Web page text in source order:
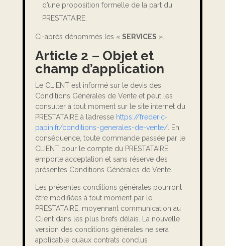
d’une proposition formelle de la part du
PRESTATAIRE.
Ci-après dénommés les « SERVICES ».
Article 2 – Objet et
champ d’application
Le CLIENT est informé sur le devis des
Conditions Générales de Vente et peut les
consulter à tout moment sur le site internet du
PRESTATAIRE à l’adresse https://frederic-
papin.fr/conditions-generales-de-vente/. En
conséquence, toute commande passée par le
CLIENT pour le compte du PRESTATAIRE
emporte acceptation et sans réserve des
présentes Conditions Générales de Vente.
Les présentes conditions générales pourront
être modifiées à tout moment par le
PRESTATAIRE, moyennant communication au
Client dans les plus brefs délais. La nouvelle
version des conditions générales ne sera
applicable qu’aux contrats conclus